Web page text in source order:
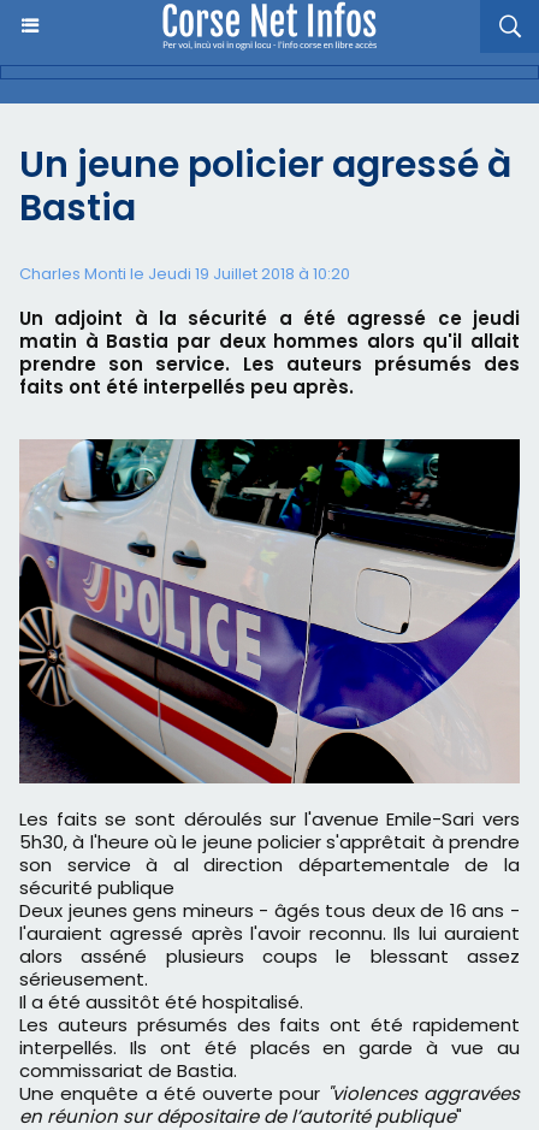
Un jeune policier agressé à
Bastia
Charles Monti le Jeudi 19 Juillet 2018 à 10:20
Un adjoint à la sécurité a été agressé ce jeudi
matin à Bastia par deux hommes alors qu'il allait
prendre son service. Les auteurs présumés des
faits ont été interpellés peu après.
Les faits se sont déroulés sur l'avenue Emile-Sari vers
5h30, à l'heure où le jeune policier s'apprêtait à prendre
son service à al direction départementale de la
sécurité publique
Deux jeunes gens mineurs - âgés tous deux de 16 ans -
l'auraient agressé après l'avoir reconnu. Ils lui auraient
alors asséné plusieurs coups le blessant assez
sérieusement.
Il a été aussitôt été hospitalisé.
Les auteurs présumés des faits ont été rapidement
interpellés. Ils ont été placés en garde à vue au
commissariat de Bastia.
Une enquête a été ouverte pour "violences aggravées
en réunion sur dépositaire de l’autorité publique"